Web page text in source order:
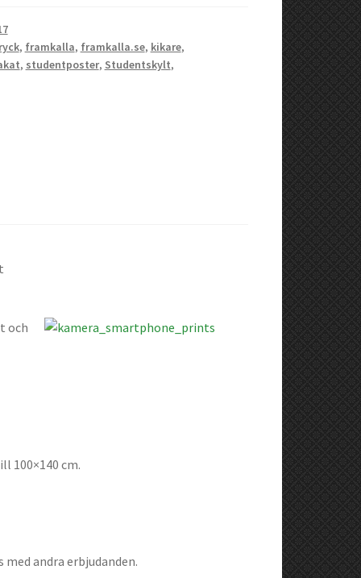
, framkalla, framkalla.se, kikare,
, studentposter, Studentskylt,
och
100×140 cm.
andra erbjudanden.